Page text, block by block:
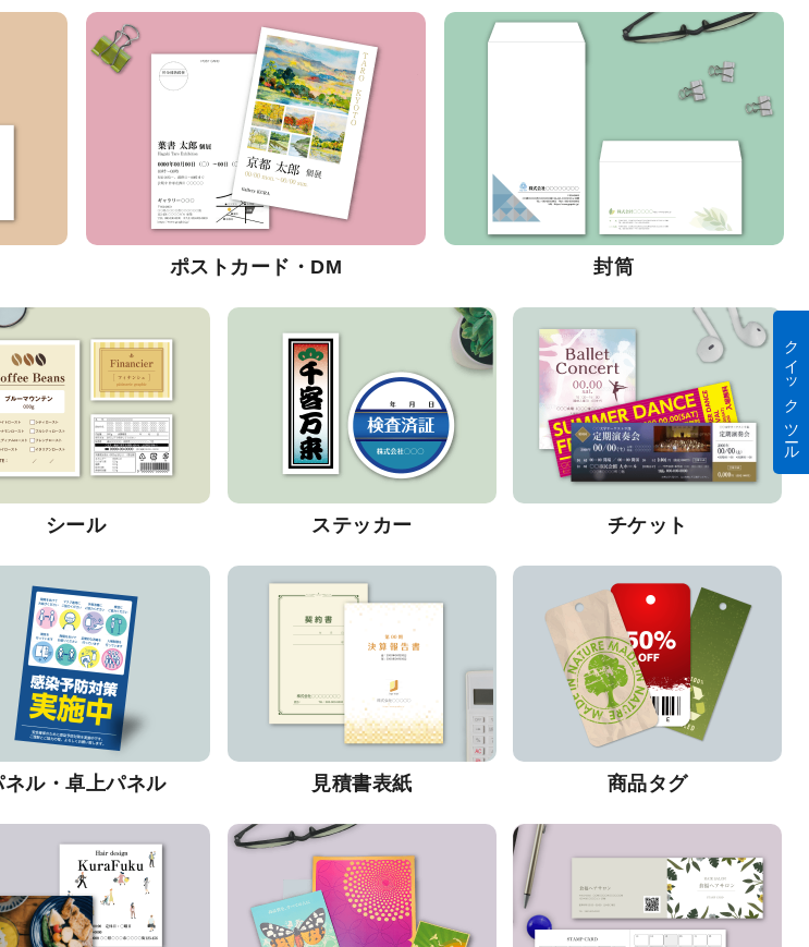
ポストカード・DM 封筒
シール ステッカー チケット
ネル・卓上パネル 見積書表紙 商品タグ
クイック ツール